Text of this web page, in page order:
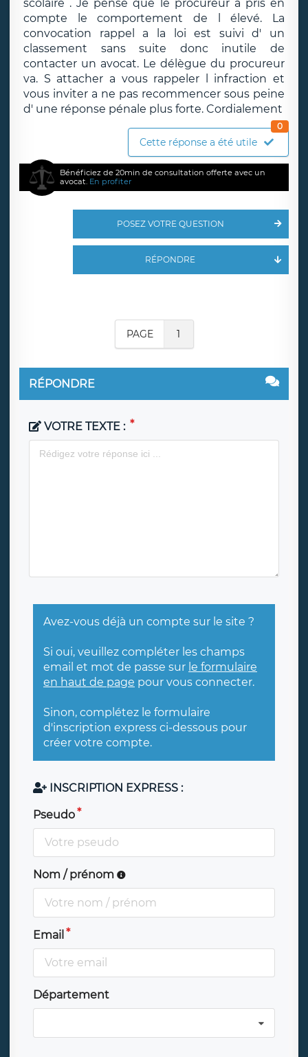
scolaire . Je pense que le procureur a pris en
compte le comportement de l élevé. La
convocation rappel a la loi est suivi d' un
classement sans suite donc inutile de
contacter un avocat. Le délègue du procureur
va. S attacher a vous rappeler l infraction et
vous inviter a ne pas recommencer sous peine
d' une réponse pénale plus forte. Cordialement
Cette réponse a été utile
0
Bénéficiez de 20min de consultation offerte avec un
avocat. En profiter
POSEZ VOTRE QUESTION
RÉPONDRE
PAGE 1
RÉPONDRE
VOTRE TEXTE :
Avez-vous déjà un compte sur le site ?
Si oui, veuillez compléter les champs
email et mot de passe sur le formulaire
en haut de page pour vous connecter.
Sinon, complétez le formulaire
d'inscription express ci-dessous pour
créer votre compte.
INSCRIPTION EXPRESS :
Pseudo
Nom / prénom
Email
Département